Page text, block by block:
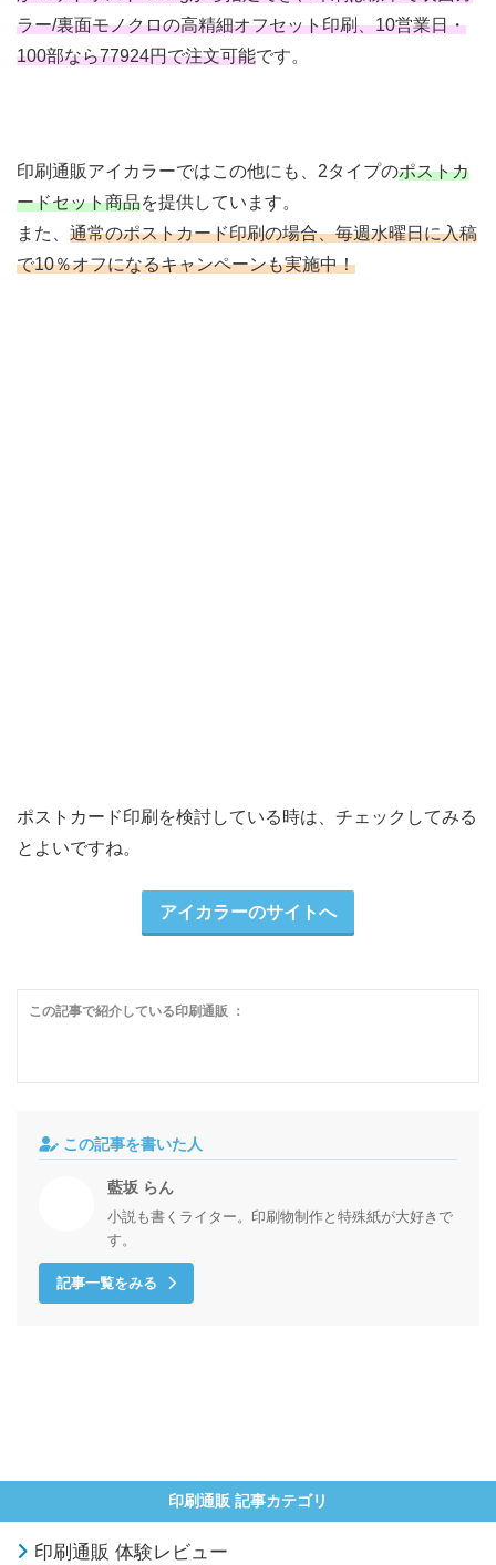
ラー/裏面モノクロの高精細オフセット印刷、10営業日・
100部なら77924円で注文可能です。
印刷通販アイカラーではこの他にも、2タイプのポストカ
ードセット商品を提供しています。
また、 通常のポストカード印刷の場合、毎週水曜日に入稿
で10％オフになるキャンペーンも実施中！
ポストカード印刷を検討している時は、チェックしてみる
とよいですね。
アイカラーのサイトへ
この記事で紹介している印刷通販 ：
この記事を書いた人
藍坂 らん
小説も書くライター。印刷物制作と特殊紙が大好きで
す。
記事一覧をみる
印刷通販 記事カテゴリ
印刷通販 体験レビュー